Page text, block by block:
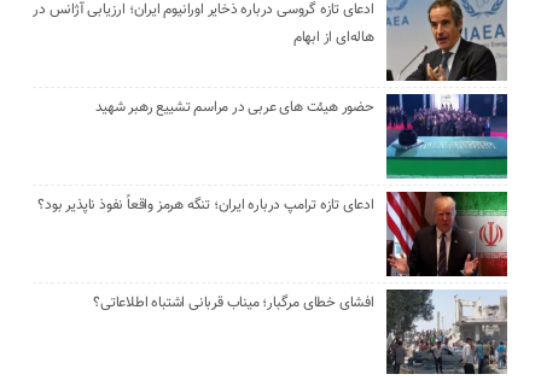
ادعای تازه گروسی درباره ذخایر اورانیوم ایران؛ ارزیابی آژانس در
هاله‌ای از ابهام
حضور هیئت‌ های عربی در مراسم تشییع رهبر شهید
ادعای تازه ترامپ درباره ایران؛ تنگه هرمز واقعاً نفوذ ناپذیر بود؟
افشای خطای مرگبار؛ میناب قربانی اشتباه اطلاعاتی؟